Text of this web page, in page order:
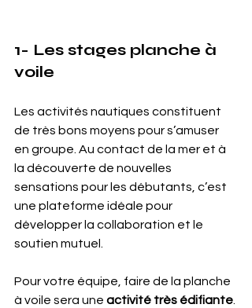
1- Les stages planche à
voile
Les activités nautiques constituent
de très bons moyens pour s’amuser
en groupe. Au contact de la mer et à
la découverte de nouvelles
sensations pour les débutants, c’est
une plateforme idéale pour
développer la collaboration et le
soutien mutuel.
Pour votre équipe, faire de la planche
à voile sera une activité très édifiante.